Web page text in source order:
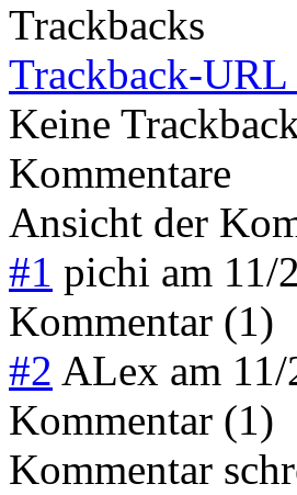
Trackbacks
Trackback-
Keine
Kommentare
Ansicht der
#1 pichi am 11/
Kommentar (1)
#2 ALex am
Kommentar (1)
Kommentar